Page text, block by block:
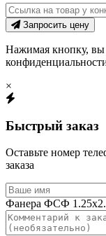
Запросить цену
Нажимая кнопку, вы
×
Быстрый заказ
Оставьте номер
заказа
Фанера ФСФ